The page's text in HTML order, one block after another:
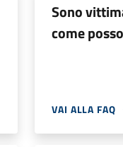
Sono
come
VAI ALLA FAQ